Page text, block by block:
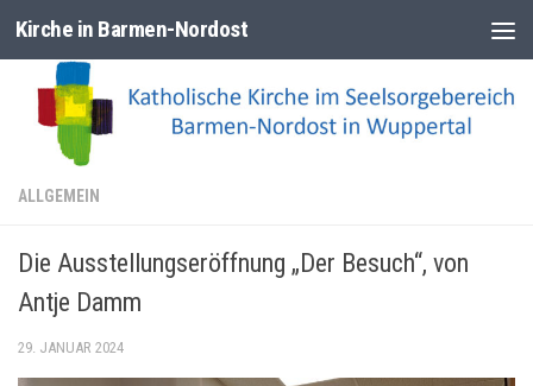
Zum Inhalt springen
Kirche in Barmen-Nordost
ALLGEMEIN
Die Ausstellungseröffnung „Der Besuch“, von
Antje Damm
29. JANUAR 2024